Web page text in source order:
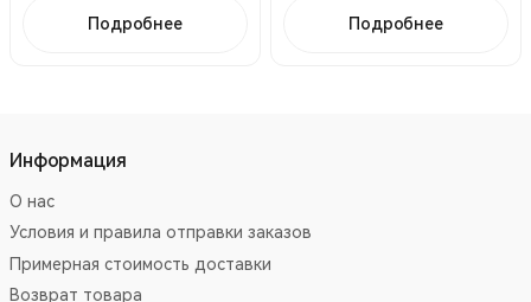
Подробнее Подробнее
Информация
О нас
Условия и правила отправки заказов
Примерная стоимость доставки
Возврат товара